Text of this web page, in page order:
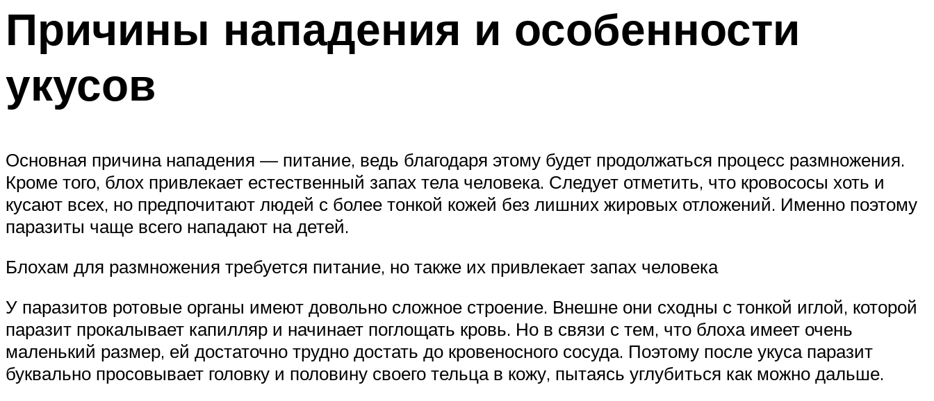
Причины нападения и особенности
укусов
Основная причина нападения — питание, ведь благодаря этому будет продолжаться процесс размножения.
Кроме того, блох привлекает естественный запах тела человека. Следует отметить, что кровососы хоть и
кусают всех, но предпочитают людей с более тонкой кожей без лишних жировых отложений. Именно поэтому
паразиты чаще всего нападают на детей.
Блохам для размножения требуется питание, но также их привлекает запах человека
У паразитов ротовые органы имеют довольно сложное строение. Внешне они сходны с тонкой иглой, которой
паразит прокалывает капилляр и начинает поглощать кровь. Но в связи с тем, что блоха имеет очень
маленький размер, ей достаточно трудно достать до кровеносного сосуда. Поэтому после укуса паразит
буквально просовывает головку и половину своего тельца в кожу, пытаясь углубиться как можно дальше.